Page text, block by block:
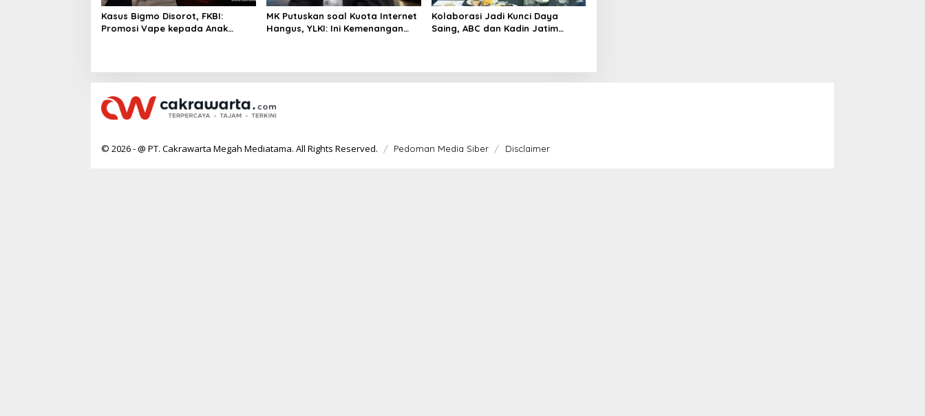
Kasus Bigmo Disorot, FKBI:
Promosi Vape kepada Anak
MK Putuskan soal Kuota Internet
Hangus, YLKI: Ini Kemenangan
Kolaborasi Jadi Kunci Daya
Saing, ABC dan Kadin Jatim
© 2026 - @ PT. Cakrawarta Megah Mediatama. All Rights Reserved. Pedoman Media Siber Disclaimer